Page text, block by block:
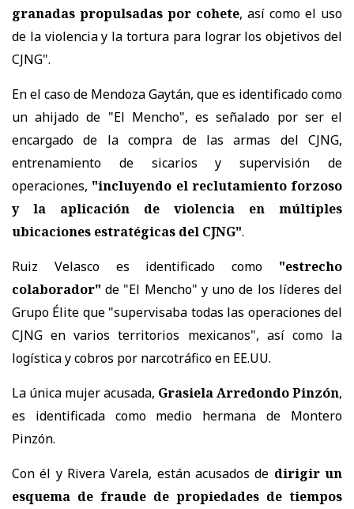
granadas propulsadas por cohete, así como el uso
de la violencia y la tortura para lograr los objetivos del
CJNG".
En el caso de Mendoza Gaytán, que es identificado como
un ahijado de "El Mencho", es señalado por ser el
encargado de la compra de las armas del CJNG,
entrenamiento de sicarios y supervisión de
operaciones, "incluyendo el reclutamiento forzoso
y la aplicación de violencia en múltiples
ubicaciones estratégicas del CJNG".
Ruiz Velasco es identificado como "estrecho
colaborador" de "El Mencho" y uno de los líderes del
Grupo Élite que "supervisaba todas las operaciones del
CJNG en varios territorios mexicanos", así como la
logística y cobros por narcotráfico en EE.UU.
La única mujer acusada, Grasiela Arredondo Pinzón,
es identificada como medio hermana de Montero
Pinzón.
Con él y Rivera Varela, están acusados de dirigir un
esquema de fraude de propiedades de tiempos